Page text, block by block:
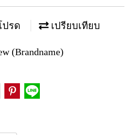
ปรด เปรียบเทียบ
(Brandname)